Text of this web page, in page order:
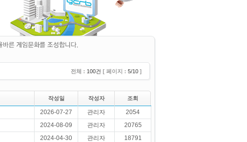
전체 : 100건 [ 페이지 : 5/10 ]
작성일 작성자 조회
2026-07-27 관리자
2054
2024-08-09 관리자
20765
2024-04-30 관리자
18791